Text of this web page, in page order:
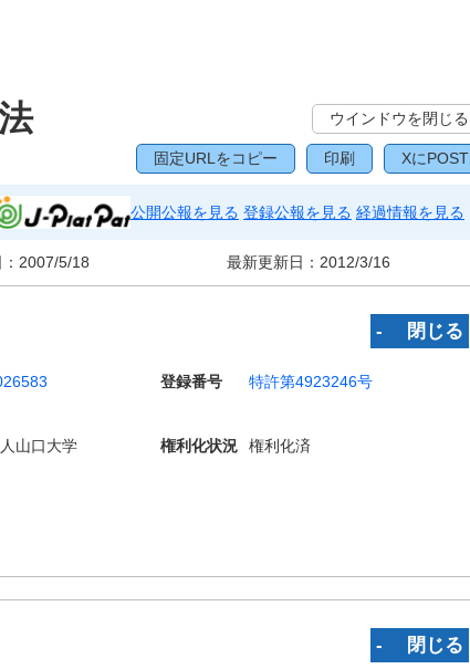
ウインドウを閉じる
固定URLをコピー 印刷 XにPOST
公開公報を見る 登録公報を見る 経過情報を見る
2007/5/18 最新更新日： 2012/3/16
‐ 閉じる
登録番号
特許第4923246号
山口大学 権利化状況
権利化済
‐ 閉じる